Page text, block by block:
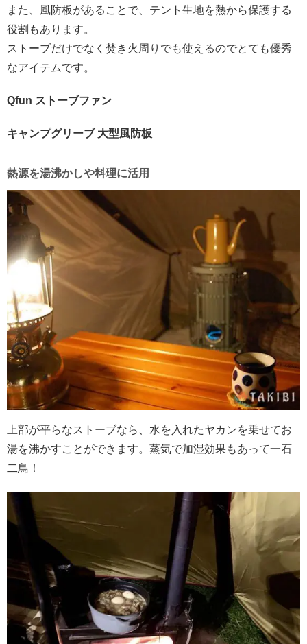
また、風防板があることで、テント生地を熱から保護する
役割もあります。
ストーブだけでなく焚き火周りでも使えるのでとても優秀
なアイテムです。
Qfun ストーブファン
キャンプグリーブ 大型風防板
熱源を湯沸かしや料理に活用
上部が平らなストーブなら、水を入れたヤカンを乗せてお
湯を沸かすことができます。蒸気で加湿効果もあって一石
二鳥！